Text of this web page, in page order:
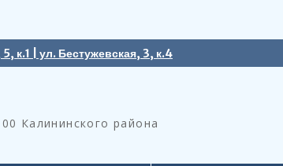
к.1 | ул. Бестужевская, 3, к.4
Калининского района